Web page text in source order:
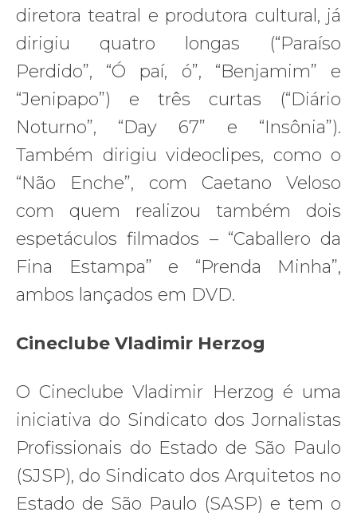
diretora teatral e produtora cultural, já
dirigiu quatro longas (“Paraíso
Perdido”, “Ó paí, ó”, “Benjamim” e
“Jenipapo”) e três curtas (“Diário
Noturno”, “Day 67” e “Insônia”).
Também dirigiu videoclipes, como o
“Não Enche”, com Caetano Veloso
com quem realizou também dois
espetáculos filmados – “Caballero da
Fina Estampa” e “Prenda Minha”,
ambos lançados em DVD.
Cineclube Vladimir Herzog
O Cineclube Vladimir Herzog é uma
iniciativa do Sindicato dos Jornalistas
Profissionais do Estado de São Paulo
(SJSP), do Sindicato dos Arquitetos no
Estado de São Paulo (SASP) e tem o